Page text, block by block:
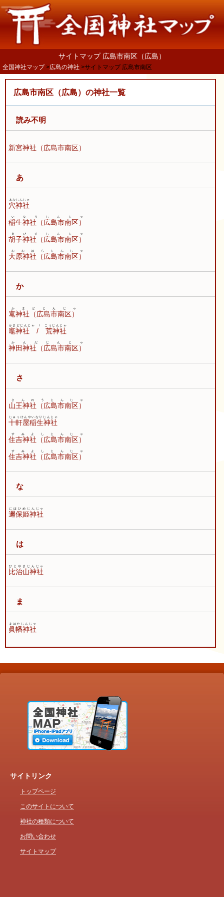
サイトマップ 広島市南区（広島）
全国神社マップ 広島の神社 サイトマップ 広島市南区
広島市南区（広島）の神社一覧
読み不明
新宮神社（広島市南区）
あ
穴神社
あなじんじゃ
稲生神社（広島市南区）
いなりじんじゃ
胡子神社（広島市南区）
えびすじんじゃ
大原神社（広島市南区）
おおはらじんじゃ
か
竃神社（広島市南区）
かまどじんじゃ
竈神社 / 荒神社
かまどじんじゃ / こうじんじゃ
神田神社（広島市南区）
かんだじんじゃ
さ
山王神社（広島市南区）
さんのうじんじゃ
十軒屋稲生神社
じゅっけんやいなりじんじゃ
住吉神社（広島市南区）
すみよしじんじゃ
住吉神社（広島市南区）
すみよしじんじゃ
な
邇保姫神社
にほひめじんじゃ
は
比治山神社
ひじやまじんじゃ
ま
眞幡神社
まはたじんじゃ
サイトリンク
トップページ
このサイトについて
神社の種類について
お問い合わせ
サイトマップ